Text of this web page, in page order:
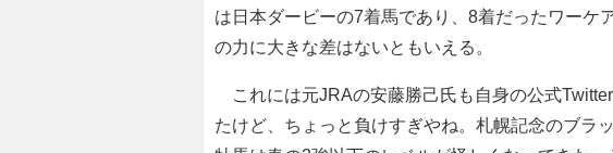
は日本ダービーの7着馬であり、8着だったワーケ
の力に大きな差はないともいえる。
これには元JRAの安藤勝己氏も自身の公式
たけど、ちょっと負けすぎやね。札幌記念のブラ